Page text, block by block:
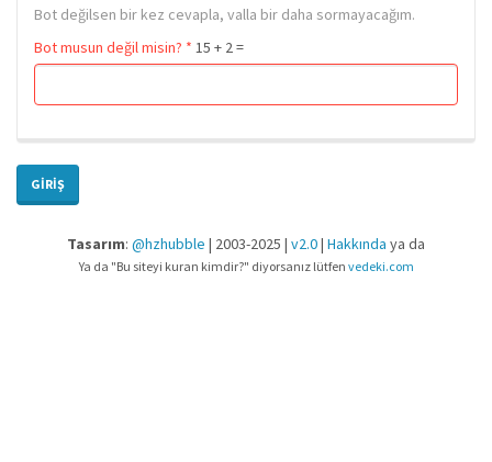
Bot değilsen bir kez cevapla, valla bir daha sormayacağım.
Bot musun değil misin? * 15 + 2 =
GIRIŞ
Tasarım: @hzhubble | 2003-2025 | v2.0| Hakkında ya da
Ya da "Bu siteyi kuran kimdir?" diyorsanız lütfen vedeki.com